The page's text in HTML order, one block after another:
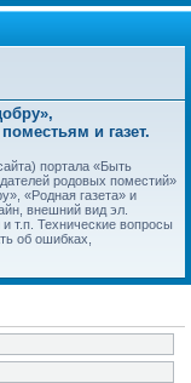
и газет.
портала «Быть
родовых поместий»
«Родная газета» и
внешний вид эл.
т.п. Технические вопросы
об ошибках,